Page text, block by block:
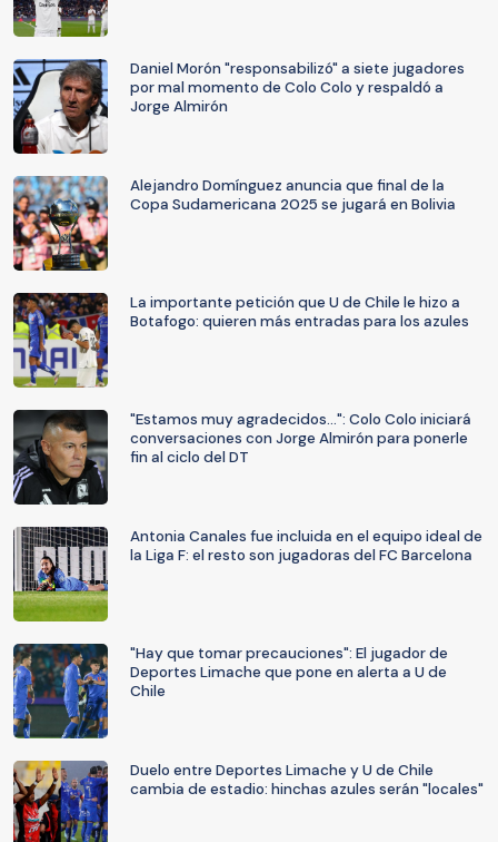
Daniel Morón "responsabilizó" a siete jugadores
por mal momento de Colo Colo y respaldó a
Jorge Almirón
Alejandro Domínguez anuncia que final de la
Copa Sudamericana 2025 se jugará en Bolivia
La importante petición que U de Chile le hizo a
Botafogo: quieren más entradas para los azules
"Estamos muy agradecidos...": Colo Colo iniciará
conversaciones con Jorge Almirón para ponerle
fin al ciclo del DT
Antonia Canales fue incluida en el equipo ideal de
la Liga F: el resto son jugadoras del FC Barcelona
"Hay que tomar precauciones": El jugador de
Deportes Limache que pone en alerta a U de
Chile
Duelo entre Deportes Limache y U de Chile
cambia de estadio: hinchas azules serán "locales"